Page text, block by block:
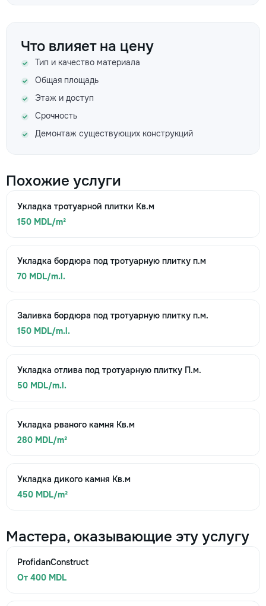
Что влияет на цену
Тип и качество материала
Общая площадь
Этаж и доступ
Срочность
Демонтаж существующих конструкций
Похожие услуги
Укладка тротуарной плитки Кв.м
150 MDL/m²
Укладка бордюра под тротуарную плитку п.м
70 MDL/m.l.
Заливка бордюра под тротуарную плитку п.м.
150 MDL/m.l.
Укладка отлива под тротуарную плитку П.м.
50 MDL/m.l.
Укладка рваного камня Кв.м
280 MDL/m²
Укладка дикого камня Кв.м
450 MDL/m²
Мастера, оказывающие эту услугу
ProfidanConstruct
От 400 MDL